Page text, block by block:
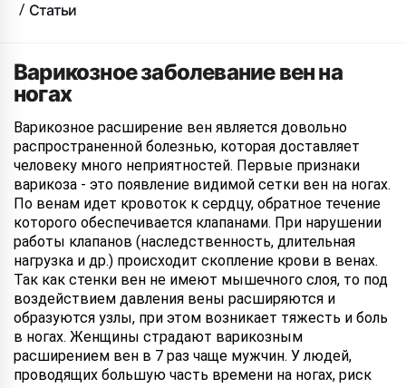
Статьи
Варикозное заболевание вен на
ногах
Варикозное расширение вен является довольно
распространенной болезнью, которая доставляет
человеку много неприятностей. Первые признаки
варикоза - это появление видимой сетки вен на ногах.
По венам идет кровоток к сердцу, обратное течение
которого обеспечивается клапанами. При нарушении
работы клапанов (наследственность, длительная
нагрузка и др.) происходит скопление крови в венах.
Так как стенки вен не имеют мышечного слоя, то под
воздействием давления вены расширяются и
образуются узлы, при этом возникает тяжесть и боль
в ногах. Женщины страдают варикозным
расширением вен в 7 раз чаще мужчин. У людей,
проводящих большую часть времени на ногах, риск